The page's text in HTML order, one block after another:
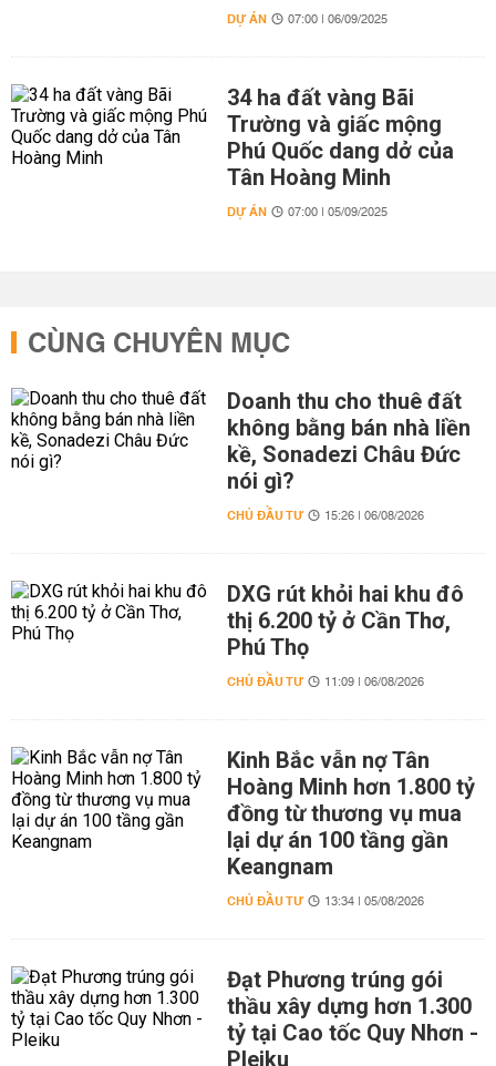
DỰ ÁN 07:00 | 06/09/2025
34 ha đất vàng Bãi
Trường và giấc mộng
Phú Quốc dang dở của
Tân Hoàng Minh
DỰ ÁN 07:00 | 05/09/2025
CÙNG CHUYÊN MỤC
Doanh thu cho thuê đất
không bằng bán nhà liền
kề, Sonadezi Châu Đức
nói gì?
CHỦ ĐẦU TƯ 15:26 | 06/08/2026
DXG rút khỏi hai khu đô
thị 6.200 tỷ ở Cần Thơ,
Phú Thọ
CHỦ ĐẦU TƯ 11:09 | 06/08/2026
Kinh Bắc vẫn nợ Tân
Hoàng Minh hơn 1.800 tỷ
đồng từ thương vụ mua
lại dự án 100 tầng gần
Keangnam
CHỦ ĐẦU TƯ 13:34 | 05/08/2026
Đạt Phương trúng gói
thầu xây dựng hơn 1.300
tỷ tại Cao tốc Quy Nhơn -
Pleiku